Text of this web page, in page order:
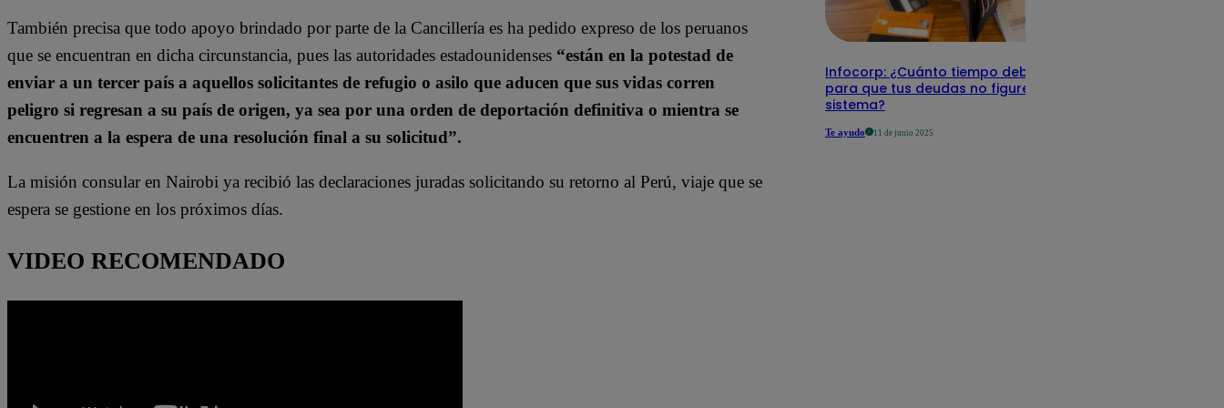
También precisa que todo apoyo brindado por parte de la Cancillería es ha pedido expreso de los peruanos
que se encuentran en dicha circunstancia, pues las autoridades estadounidenses “están en la potestad de
enviar a un tercer país a aquellos solicitantes de refugio o asilo que aducen que sus vidas corren
peligro si regresan a su país de origen, ya sea por una orden de deportación definitiva o mientra se
encuentren a la espera de una resolución final a su solicitud”.
La misión consular en Nairobi ya recibió las declaraciones juradas solicitando su retorno al Perú, viaje que se
espera se gestione en los próximos días.
VIDEO RECOMENDADO
Infocorp: ¿Cuánto tiempo debe pasar
para que tus deudas no figuren en su
sistema?
Te ayudo 11 de junio 2025